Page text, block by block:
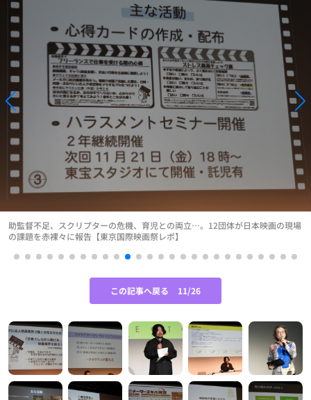
助監督不足、スクリプターの危機、育児との両立…。12団体が日本映画の現場
の課題を赤裸々に報告【東京国際映画祭レポ】
この記事へ戻る 11/26